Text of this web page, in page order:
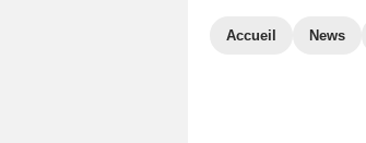
Accueil News